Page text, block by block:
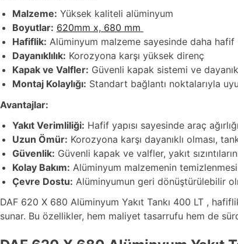
Malzeme: Yüksek kaliteli alüminyum
Boyutlar: 620mm x, 680 mm
Hafiflik: Alüminyum malzeme sayesinde daha hafif
Dayanıklılık: Korozyona karşı yüksek direnç
Kapak ve Valfler: Güvenli kapak sistemi ve
Montaj Kolaylığı: Standart bağlantı noktalarıyla
Avantajlar:
Yakıt Verimliliği: Hafif yapısı sayesinde araç
Uzun Ömür: Korozyona karşı dayanıklı olması,
Güvenlik: Güvenli kapak ve valfler, yakıt
Kolay Bakım: Alüminyum malzemenin temizlenmesi
Çevre Dostu: Alüminyumun geri dönüştürülebilir
DAF 620 X 680 Alüminyum Yakıt Tankı 400 LT ,
sunar. Bu özellikler, hem maliyet tasarrufu hem de